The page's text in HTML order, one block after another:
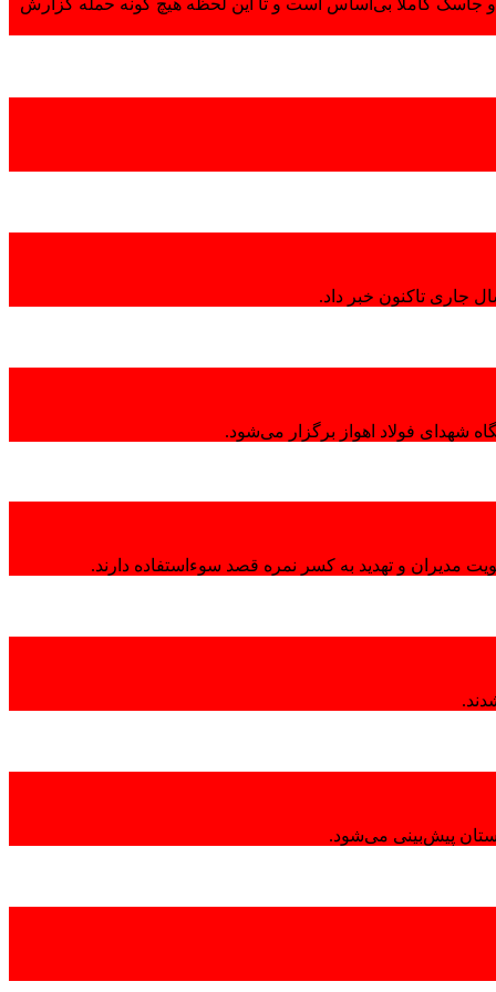
و جاسک کاملاً بی‌اساس است و تا این لحظه هیچ گونه حمله گزارش
جاری تاکنون خبر داد.
شهدای فولاد اهواز برگزار می‌شود.
مدیران و تهدید به کسر نمره قصد سوءاستفاده دارند.
پیش‌بینی می‌شود.